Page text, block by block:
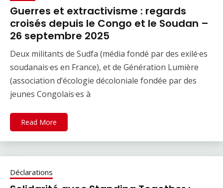
Guerres et extractivisme : regards
croisés depuis le Congo et le Soudan –
26 septembre 2025
Deux militants de Sudfa (média fondé par des exilé·es
soudanais·es en France), et de Génération Lumière
(association d’écologie décoloniale fondée par des
jeunes Congolais·es à
Read More
Déclarations